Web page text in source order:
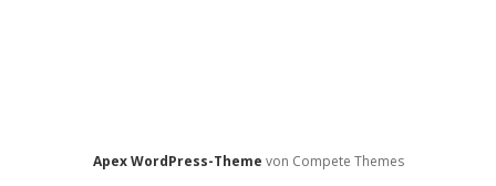
Apex WordPress-Theme von Compete Themes